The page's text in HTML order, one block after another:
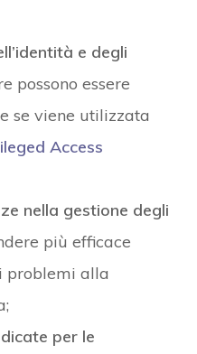
e degli
possono essere
se viene utilizzata
Access
nella gestione degli
più efficace
problemi alla
per le